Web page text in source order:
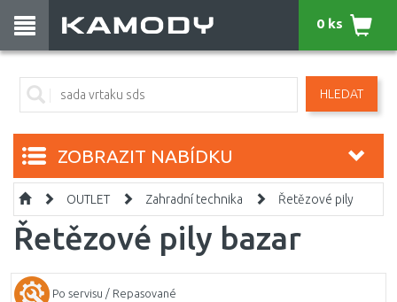
HLEDAT
0 ks
ZOBRAZIT NABÍDKU
OUTLET Zahradní technika Řetězové pily
Řetězové pily bazar
Po servisu / Repasované